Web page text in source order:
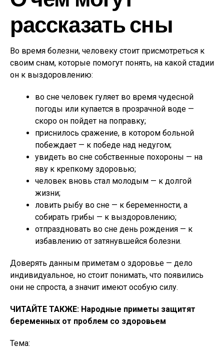
рассказать сны
Во время болезни, человеку стоит присмотреться к
своим снам, которые помогут понять, на какой стадии
он к выздоровлению:
во сне человек гуляет во время чудесной
погоды или купается в прозрачной воде —
скоро он пойдет на поправку;
приснилось сражение, в котором больной
побеждает — к победе над недугом;
увидеть во сне собственные похороны — на
яву к крепкому здоровью;
человек вновь стал молодым — к долгой
жизни;
ловить рыбу во сне — к беременности, а
собирать грибы — к выздоровлению;
отпраздновать во сне день рождения — к
избавлению от затянувшейся болезни.
Доверять данным приметам о здоровье — дело
индивидуальное, но стоит понимать, что появились
они не спроста, а значит имеют особую силу.
ЧИТАЙТЕ ТАКЖЕ: Народные приметы защитят
беременных от проблем со здоровьем
Тема: